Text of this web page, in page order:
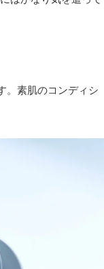
。素肌のコンディシ